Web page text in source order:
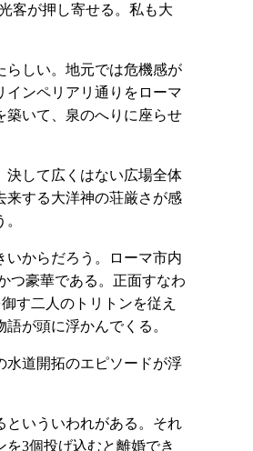
客が押し寄せる。私も大
らしい。地元では危機感が
インペリアリ通りをローマ
築いて、泉のへりに座らせ
決して広くはない広場全体
来する大洋神の荘厳さが感
いからだろう。ローマ市内
つ豪華である。正面すなわ
す二人のトリトンを従え
が頭に浮かんでくる。
水道開拓のエピソードが浮
といういわれがある。それ
3個投げ込むと離婚でき